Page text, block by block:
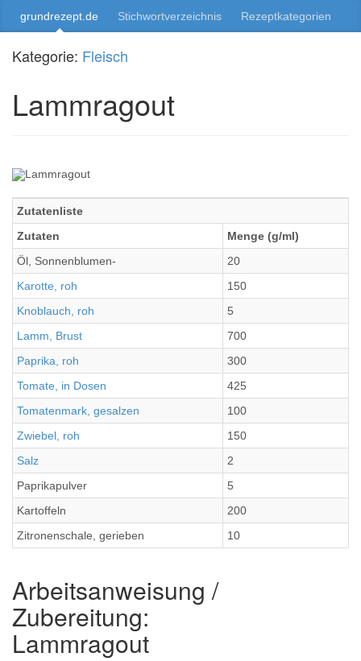
grundrezept.de Stichwortverzeichnis Rezeptkategorien
Kategorie: Fleisch
Lammragout
Zutatenliste
Zutaten
Menge (g/ml)
Öl, Sonnenblumen-
20
Karotte, roh
150
Knoblauch, roh
5
Lamm, Brust
700
Paprika, roh
300
Tomate, in Dosen
425
Tomatenmark, gesalzen
100
Zwiebel, roh
150
Salz
2
Paprikapulver
5
Kartoffeln
200
Zitronenschale, gerieben
10
Arbeitsanweisung /
Zubereitung:
Lammragout